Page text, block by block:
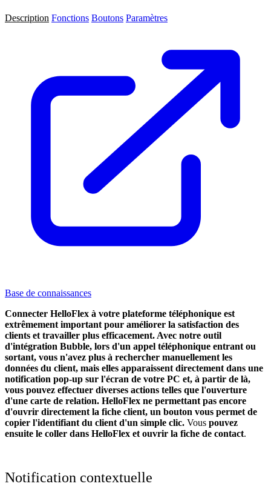
Description Fonctions Boutons Paramètres
Base de connaissances
Connecter HelloFlex à votre plateforme téléphonique est
extrêmement important pour améliorer la satisfaction des
clients et travailler plus efficacement. Avec notre outil
d'intégration Bubble, lors d'un appel téléphonique entrant ou
sortant, vous n'avez plus à rechercher manuellement les
données du client, mais elles apparaissent directement dans une
notification pop-up sur l'écran de votre PC et, à partir de là,
vous pouvez effectuer diverses actions telles que l'ouverture
d'une carte de relation. HelloFlex ne permettant pas encore
d'ouvrir directement la fiche client, un bouton vous permet de
copier l'identifiant du client d'un simple clic. Vous pouvez
ensuite le coller dans HelloFlex et ouvrir la fiche de contact.
Notification contextuelle